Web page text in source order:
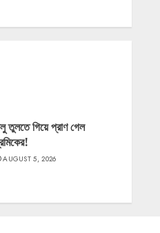
তুলতে গিয়ে প্রাণ গেল
AUGUST 5, 2026